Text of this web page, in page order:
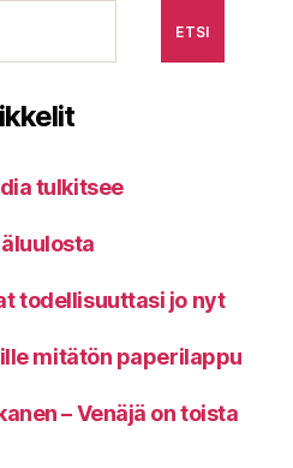
ETSI
tulkitsee
todellisuuttasi jo nyt
mitätön paperilappu
– Venäjä on toista